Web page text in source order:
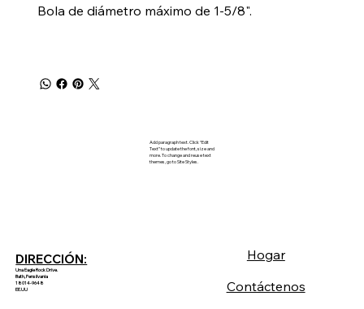
Bola de diámetro máximo de 1-5/8".
Add paragraph text. Click “Edit
Text” to update the font, size and
more. To change and reuse text
themes, go to Site Styles.
DIRECCIÓN:
Una Eagle Rock Drive.
Bath, Pensilvania
18014-9648
EE.UU
Hogar
Contáctenos